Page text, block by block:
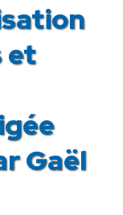
et
Gaël